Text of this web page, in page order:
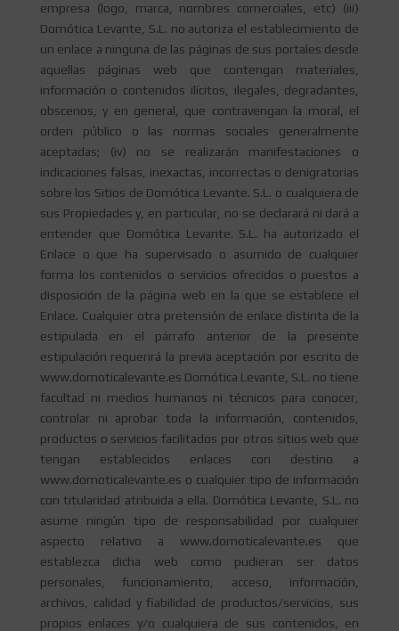
empresa (logo, marca, nombres comerciales, etc) (iii)
Domótica Levante, S.L. no autoriza el establecimiento de
un enlace a ninguna de las páginas de sus portales desde
aquellas páginas web que contengan materiales,
información o contenidos ilícitos, ilegales, degradantes,
obscenos, y en general, que contravengan la moral, el
orden público o las normas sociales generalmente
aceptadas; (iv) no se realizarán manifestaciones o
indicaciones falsas, inexactas, incorrectas o denigratorias
sobre los Sitios de Domótica Levante. S.L. o cualquiera de
sus Propiedades y, en particular, no se declarará ni dará a
entender que Domótica Levante. S.L. ha autorizado el
Enlace o que ha supervisado o asumido de cualquier
forma los contenidos o servicios ofrecidos o puestos a
disposición de la página web en la que se establece el
Enlace. Cualquier otra pretensión de enlace distinta de la
estipulada en el párrafo anterior de la presente
estipulación requerirá la previa aceptación por escrito de
www.domoticalevante.es Domótica Levante, S.L. no tiene
facultad ni medios humanos ni técnicos para conocer,
controlar ni aprobar toda la información, contenidos,
productos o servicios facilitados por otros sitios web que
tengan establecidos enlaces con destino a
www.domoticalevante.es o cualquier tipo de información
con titularidad atribuida a ella. Domótica Levante, S.L. no
asume ningún tipo de responsabilidad por cualquier
aspecto relativo a www.domoticalevante.es que
establezca dicha web como pudieran ser datos
personales, funcionamiento, acceso, información,
archivos, calidad y fiabilidad de productos/servicios, sus
propios enlaces y/o cualquiera de sus contenidos, en